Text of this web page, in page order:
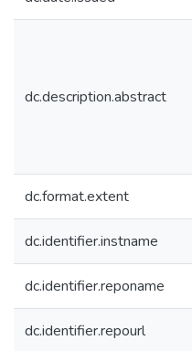
dc.description.abstract
dc.format.extent
dc.identifier.instname
dc.identifier.reponame
dc.identifier.repourl